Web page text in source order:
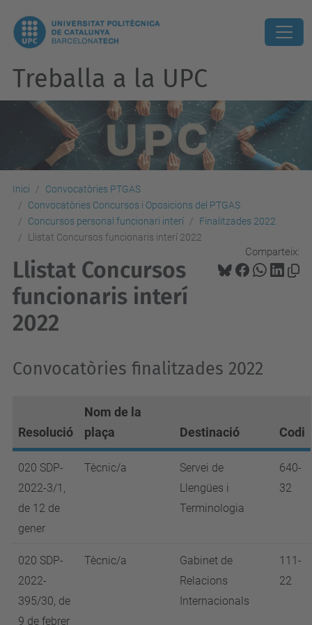
Treballa a la UPC
Inici
Convocatòries PTGAS
Convocatòries Concursos i Oposicions del PTGAS
Concursos personal funcionari interí
Finalitzades 2022
Llistat Concursos funcionaris interí 2022
Comparteix:
Llistat Concursos
funcionaris interí
2022
Convocatòries finalitzades 2022
Resolució
Nom de la
plaça
Destinació Codi
020 SDP-
2022-3/1,
de 12 de
gener
Tècnic/a
Servei de
Llengües i
Terminologia
640-
32
020 SDP-
2022-
395/30, de
9 de febrer
Tècnic/a
Gabinet de
Relacions
Internacionals
111-
22